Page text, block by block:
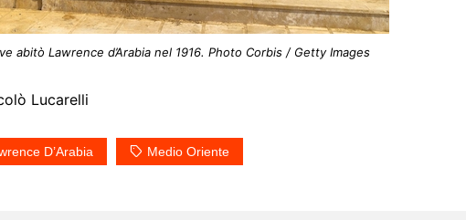
abitò Lawrence d’Arabia nel 1916. Photo Corbis / Getty Images
Lucarelli
D’Arabia Medio Oriente